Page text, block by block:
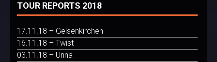
TOUR REPORTS 2018
17.11.18 – Gelsenkirchen
16.11.18 – Twist
03.11.18 – Unna